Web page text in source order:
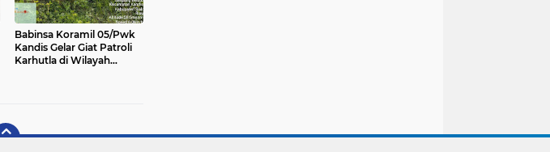
Babinsa Koramil 05/Pwk
Kandis Gelar Giat Patroli
Karhutla di Wilayah